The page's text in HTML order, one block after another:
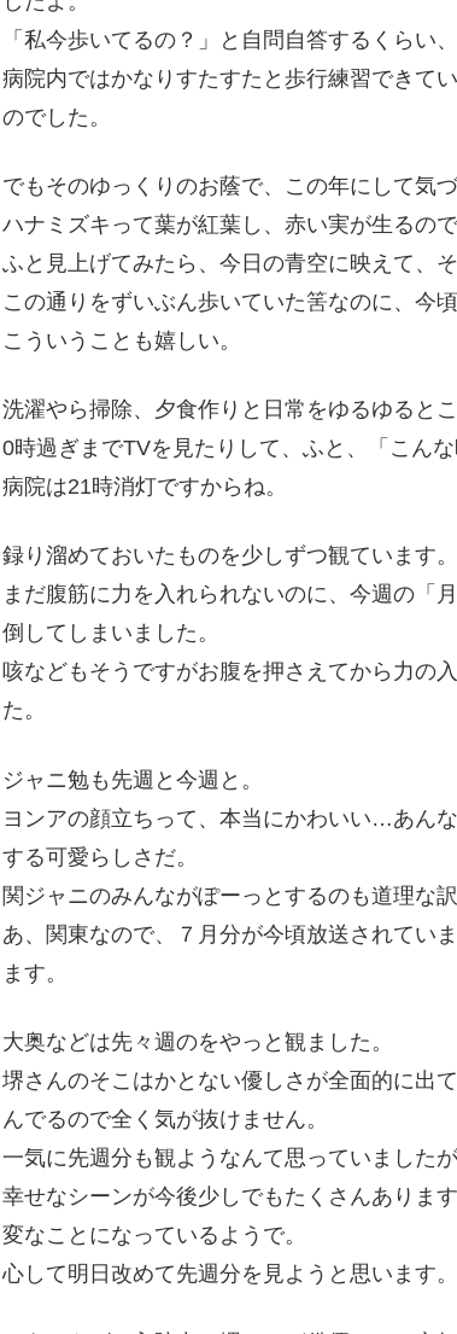
「私今歩いてるの？」と自問自答するくらい、
病院内ではかなりすたすたと歩行練習できて
のでした。
でもそのゆっくりのお蔭で、この年にして気
ハナミズキって葉が紅葉し、赤い実が生るので
ふと見上げてみたら、今日の青空に映えて、
この通りをずいぶん歩いていた筈なのに、今頃
こういうことも嬉しい。
洗濯やら掃除、夕食作りと日常をゆるゆると
0時過ぎまでTVを見たりして、ふと、「こん
病院は21時消灯ですからね。
録り溜めておいたものを少しずつ観ています。
まだ腹筋に力を入れられないのに、今週の「
倒してしまいました。
咳などもそうですがお腹を押さえてから力の
た。
ジャニ勉も先週と今週と。
ヨンアの顔立ちって、本当にかわいい…あん
する可愛らしさだ。
関ジャニのみんながぽーっとするのも道理な訳
あ、関東なので、７月分が今頃放送されてい
ます。
大奥などは先々週のをやっと観ました。
堺さんのそこはかとない優しさが全面的に出
んでるので全く気が抜けません。
一気に先週分も観ようなんて思っていました
幸せなシーンが今後少しでもたくさんありま
変なことになっているようで。
心して明日改めて先週分を見ようと思います。